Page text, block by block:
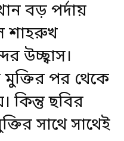
বড় পর্দায়
শাহরুখ
উচ্ছ্বাস।
মুক্তির পর থেকে
কিন্তু ছবির
সাথে সাথেই